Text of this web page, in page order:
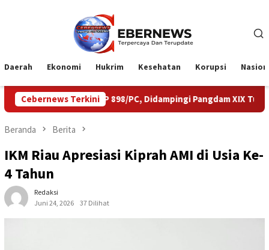
Daerah Ekonomi Hukrim Kesehatan Korupsi
Cebernews Terkini
PC, Didampingi Pangdam XIX Tuanku Tambusai
Beranda Berita
IKM Riau Apresiasi Kiprah AMI di Usia Ke-
4 Tahun
Redaksi
Juni 24, 2026
37 Dilihat